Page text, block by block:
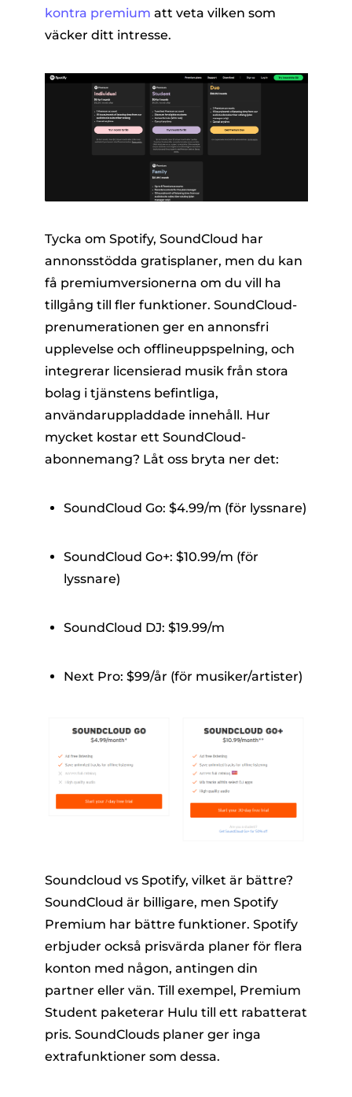
kontra premium att veta vilken som
väcker ditt intresse.
Tycka om Spotify, SoundCloud har
annonsstödda gratisplaner, men du kan
få premiumversionerna om du vill ha
tillgång till fler funktioner. SoundCloud-
prenumerationen ger en annonsfri
upplevelse och offlineuppspelning, och
integrerar licensierad musik från stora
bolag i tjänstens befintliga,
användaruppladdade innehåll. Hur
mycket kostar ett SoundCloud-
abonnemang? Låt oss bryta ner det:
SoundCloud Go: $4.99/m (för lyssnare)
SoundCloud Go+: $10.99/m (för
lyssnare)
SoundCloud DJ: $19.99/m
Next Pro: $99/år (för musiker/artister)
Soundcloud vs Spotify, vilket är bättre?
SoundCloud är billigare, men Spotify
Premium har bättre funktioner. Spotify
erbjuder också prisvärda planer för flera
konton med någon, antingen din
partner eller vän. Till exempel, Premium
Student paketerar Hulu till ett rabatterat
pris. SoundClouds planer ger inga
extrafunktioner som dessa.